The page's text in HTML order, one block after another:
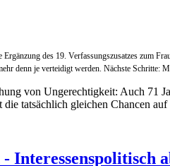
des 19. Verfassungszusatzes zum
denn je verteidigt werden. Nächste Schritte:
von Ungerechtigkeit: Auch 71
tatsächlich gleichen Chancen